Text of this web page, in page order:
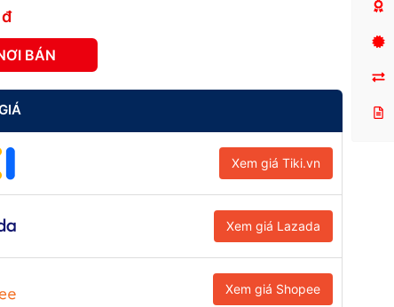
BÁN
Xem giá Tiki.vn
Xem giá Lazada
Xem giá Shopee